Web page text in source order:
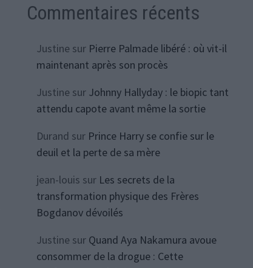
Commentaires récents
Justinesur Pierre Palmade libéré : où vit-il
maintenant après son procès
Justinesur Johnny Hallyday : le biopic tant
attendu capote avant même la sortie
Durand sur Prince Harry se confie sur le
deuil et la perte de sa mère
jean-louis sur Les secrets de la
transformation physique des Frères
Bogdanov dévoilés
Justinesur Quand Aya Nakamura avoue
consommer de la drogue : Cette